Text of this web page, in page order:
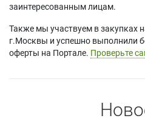
заинтересованным лицам.
Также мы участвуем в закупках
г.Москвы и успешно выполнили
оферты на Портале. Проверьте